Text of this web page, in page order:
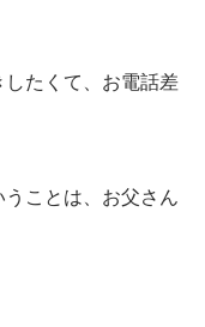
たくて、お電話差
ことは、お父さん